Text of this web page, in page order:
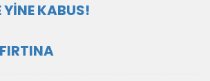
YİNE KABUS!